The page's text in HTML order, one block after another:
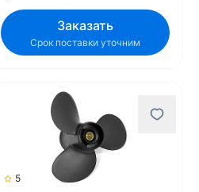
Заказать
Срок поставки уточним
5